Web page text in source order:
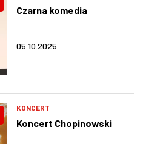
Czarna komedia
05.10.2025
KONCERT
Koncert Chopinowski